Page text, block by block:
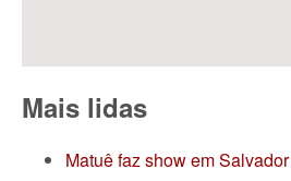
Mais lidas
Matuê faz show em